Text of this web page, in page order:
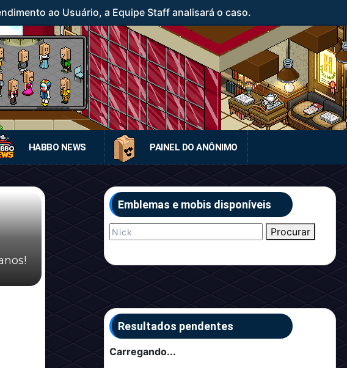
ao Usuário, a Equipe Staff analisará o caso.
HABBO NEWS PAINEL DO ANÔNIMO
Emblemas e mobis disponíveis
Procurar
Resultados pendentes
Carregando...